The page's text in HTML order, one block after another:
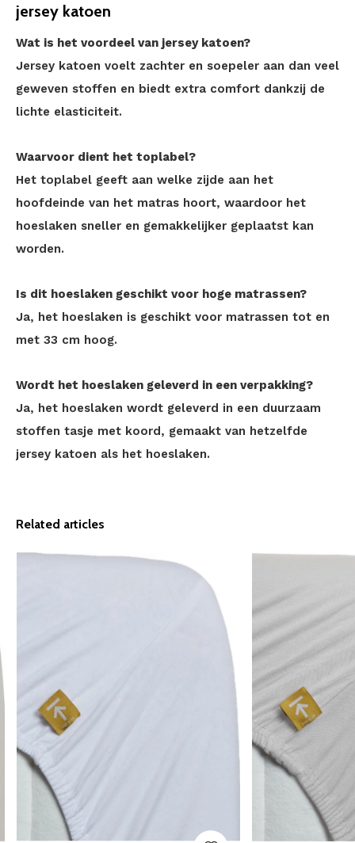
jersey katoen
Wat is het voordeel van jersey katoen?
Jersey katoen voelt zachter en soepeler aan dan veel
geweven stoffen en biedt extra comfort dankzij de
lichte elasticiteit.
Waarvoor dient het toplabel?
Het toplabel geeft aan welke zijde aan het
hoofdeinde van het matras hoort, waardoor het
hoeslaken sneller en gemakkelijker geplaatst kan
worden.
Is dit hoeslaken geschikt voor hoge matrassen?
Ja, het hoeslaken is geschikt voor matrassen tot en
met 33 cm hoog.
Wordt het hoeslaken geleverd in een verpakking?
Ja, het hoeslaken wordt geleverd in een duurzaam
stoffen tasje met koord, gemaakt van hetzelfde
jersey katoen als het hoeslaken.
Related articles